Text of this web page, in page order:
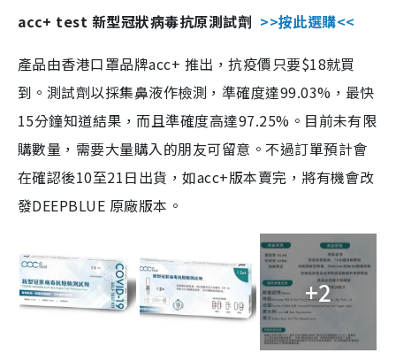
acc+ test 新型冠狀病毒抗原測試劑 >>按此選購<<
產品由香港口罩品牌acc+ 推出，抗疫價只要$18就買
到。測試劑以採集鼻液作檢測，準確度達99.03%，最快
15分鐘知道結果，而且準確度高達97.25%。目前未有限
購數量，需要大量購入的朋友可留意。不過訂單預計會
在確認後10至21日出貨，如acc+版本賣完，將有機會改
發DEEPBLUE 原廠版本。
+2